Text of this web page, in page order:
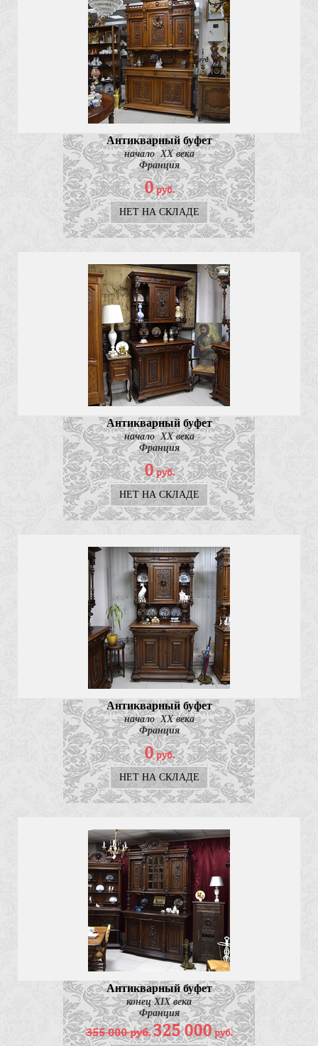
Антикварный буфет
начало ХХ века
Франция
0 руб.
НЕТ НА СКЛАДЕ
Антикварный буфет
начало ХХ века
Франция
0 руб.
НЕТ НА СКЛАДЕ
Антикварный буфет
начало ХХ века
Франция
0 руб.
НЕТ НА СКЛАДЕ
Антикварный буфет
конец XIX века
Франция
355 000 руб.325 000 руб.